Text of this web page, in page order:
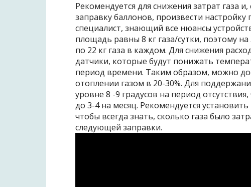
Рекомендуется для снижения затрат газа
заправку баллонов, произвести
специалист, знающий все нюансы
площадь равны 8 кг газа/сутки, поэтому
по 22 кг газа в каждом. Для снижения
датчики, которые будут понижать
период времени. Таким образом, можно
отоплении газом в 20-30%. Для
уровне 8 -9 градусов на период
до 3-4 на месяц. Рекомендуется
чтобы всегда знать, сколько газа было
следующей заправки.